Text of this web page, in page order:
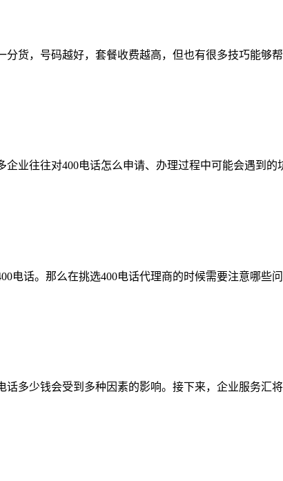
货，号码越好，套餐收费越高，但也有很多技巧能够
业往往对400电话怎么申请、办理过程中可能会遇到
电话。那么在挑选400电话代理商的时候需要注意哪些
多少钱会受到多种因素的影响。接下来，企业服务汇